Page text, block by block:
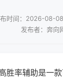
时间：2026-08-
发布者：奔向
胜率辅助是一